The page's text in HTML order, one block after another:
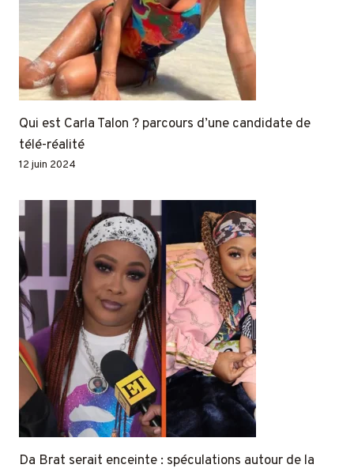
Qui est Carla Talon ? parcours d’une candidate de
télé-réalité
12 juin 2024
Da Brat serait enceinte : spéculations autour de la